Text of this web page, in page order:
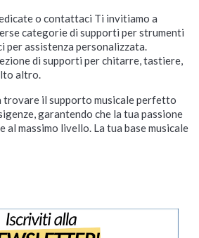
o contattaci Ti invitiamo a
categorie di supporti per strumenti
per assistenza personalizzata.
di supporti per chitarre, tastiere,
altro.
trovare il supporto musicale perfetto
garantendo che la tua passione
al massimo livello. La tua base musicale